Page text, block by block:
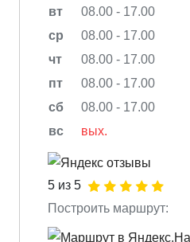
вт
08.00 - 17.00
ср
08.00 - 17.00
чт
08.00 - 17.00
пт
08.00 - 17.00
сб
08.00 - 17.00
вс
вых.
5 из 5
Построить маршрут: